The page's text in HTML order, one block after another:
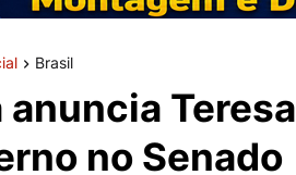
Brasil
anuncia
no Senado